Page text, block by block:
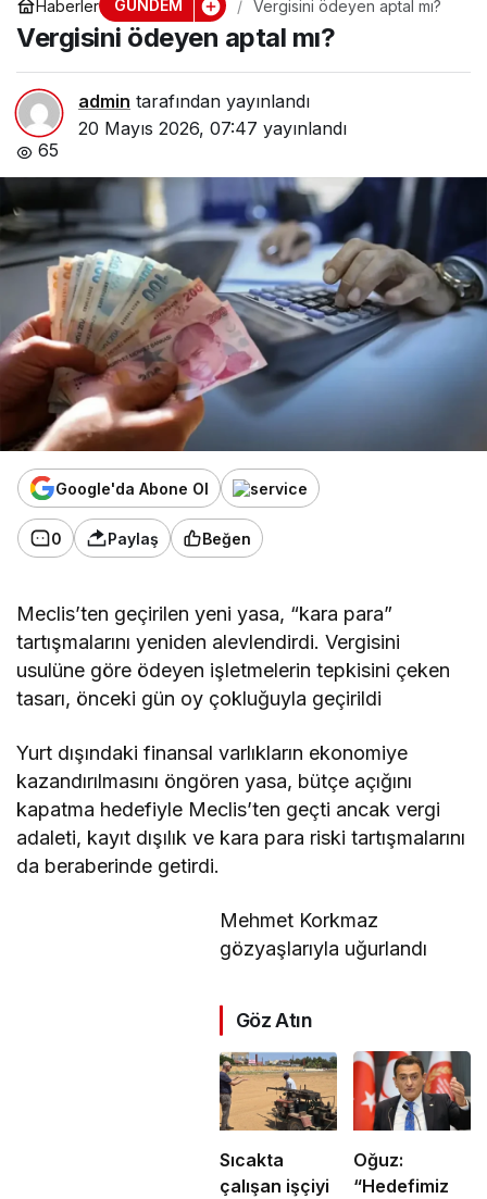
Haberler GÜNDEM Vergisini ödeyen aptal mı?
Vergisini ödeyen aptal mı?
admin tarafından yayınlandı
20 Mayıs 2026, 07:47 yayınlandı
65
Google'da Abone Ol
0 Paylaş Beğen
Meclis’ten geçirilen yeni yasa, “kara para”
tartışmalarını yeniden alevlendirdi. Vergisini
usulüne göre ödeyen işletmelerin tepkisini çeken
tasarı, önceki gün oy çokluğuyla geçirildi
Yurt dışındaki finansal varlıkların ekonomiye
kazandırılmasını öngören yasa, bütçe açığını
kapatma hedefiyle Meclis’ten geçti ancak vergi
adaleti, kayıt dışılık ve kara para riski tartışmalarını
da beraberinde getirdi.
Mehmet Korkmaz
gözyaşlarıyla uğurlandı
Göz Atın
Sıcakta
çalışan işçiyi
Oğuz:
“Hedefimiz